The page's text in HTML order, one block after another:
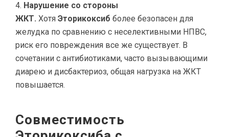
Нарушение со стороны
ЖКТ. Хотя Эторикоксиб более безопасен для
желудка по сравнению с неселективными НПВС,
риск его повреждения все же существует. В
сочетании с антибиотиками, часто вызывающими
диарею и дисбактериоз, общая нагрузка на ЖКТ
повышается.
Совместимость